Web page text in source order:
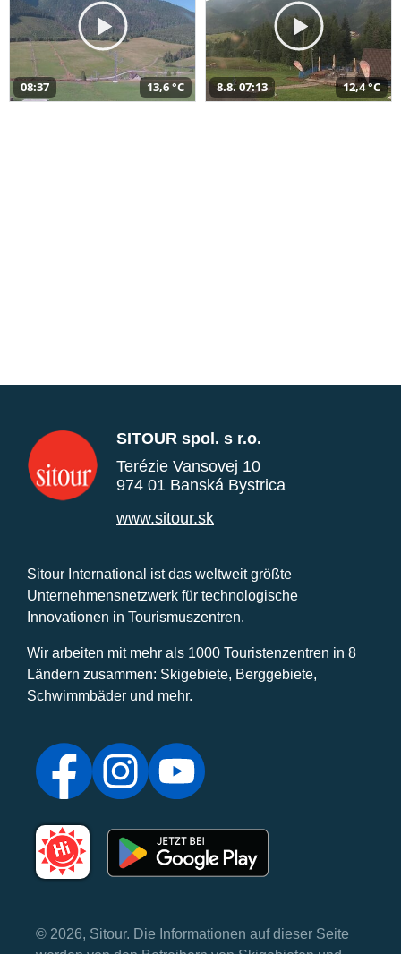
08:37 13,6 °C 8.8. 07:13 12,4 °C
SITOUR spol. s r.o.
Terézie Vansovej 10
974 01 Banská Bystrica
www.sitour.sk
Sitour International ist das weltweit größte
Unternehmensnetzwerk für technologische
Innovationen in Tourismuszentren.
Wir arbeiten mit mehr als 1000 Touristenzentren in 8
Ländern zusammen: Skigebiete, Berggebiete,
Schwimmbäder und mehr.
© 2026, Sitour. Die Informationen auf dieser Seite